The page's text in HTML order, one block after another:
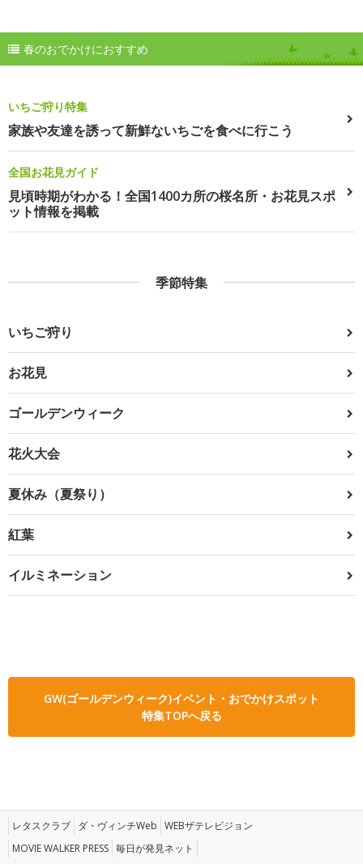
春のおでかけにおすすめ
いちご狩り特集
家族や友達を誘って新鮮ないちごを食べに行こう
全国お花見ガイド
見頃時期がわかる！全国1400カ所の桜名所・お花見スポ
ット情報を掲載
季節特集
いちご狩り
お花見
ゴールデンウィーク
花火大会
夏休み（夏祭り）
紅葉
イルミネーション
GW(ゴールデンウィーク)イベント・おでかけスポット
特集TOPへ戻る
レタスクラブ ダ・ヴィンチWeb WEBザテレビジョン
MOVIE WALKER PRESS 毎日が発見ネット